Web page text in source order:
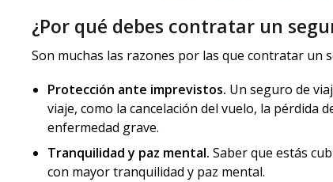
¿Por qué debes contratar un
Son muchas las razones por las que contratar un
Protección ante imprevistos. Un seguro de
viaje, como la cancelación del vuelo, la pérdida
enfermedad grave.
Tranquilidad y paz mental. Saber que estás
con mayor tranquilidad y paz mental.